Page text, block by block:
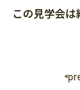
この見学会は